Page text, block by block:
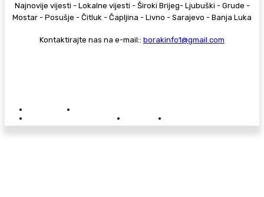
Najnovije vijesti - Lokalne vijesti - Široki Brijeg- Ljubuški - Grude -
Mostar - Posušje - Čitluk - Čapljina - Livno - Sarajevo - Banja Luka
Kontaktirajte nas na e-mail:: borakinfo1@gmail.com